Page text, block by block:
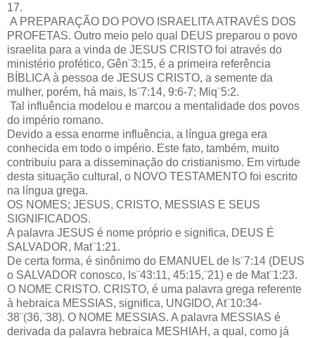
17.
A PREPARAÇÃO DO POVO ISRAELITA ATRAVÉS DOS
PROFETAS. Outro meio pelo qual DEUS preparou o povo
israelita para a vinda de JESUS CRISTO foi através do
ministério profético, Gên¨3:15, é a primeira referência
BÍBLICA à pessoa de JESUS CRISTO, a semente da
mulher, porém, há mais, Is¨7:14, 9:6-7; Miq¨5:2.
Tal influência modelou e marcou a mentalidade dos povos
do império romano.
Devido a essa enorme influência, a língua grega era
conhecida em todo o império. Este fato, também, muito
contribuiu para a disseminação do cristianismo. Em virtude
desta situação cultural, o NOVO TESTAMENTO foi escrito
na língua grega.
OS NOMES; JESUS, CRISTO, MESSIAS E SEUS
SIGNIFICADOS.
A palavra JESUS é nome próprio e significa, DEUS É
SALVADOR, Mat¨1:21.
De certa forma, é sinônimo do EMANUEL de Is¨7:14 (DEUS
o SALVADOR conosco, Is¨43:11, 45:15,¨21) e de Mat¨1:23.
O NOME CRISTO. CRISTO, é uma palavra grega referente
à hebraica MESSIAS, significa, UNGIDO, At¨10:34-
38¨(36,¨38). O NOME MESSIAS. A palavra MESSIAS é
derivada da palavra hebraica MESHIAH, a qual, como já